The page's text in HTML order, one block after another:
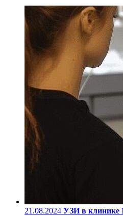
21.08.2024 УЗИ в клинике